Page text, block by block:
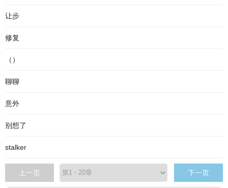
让步
修复
（）
聊聊
意外
别想了
stalker
上一页 下一页